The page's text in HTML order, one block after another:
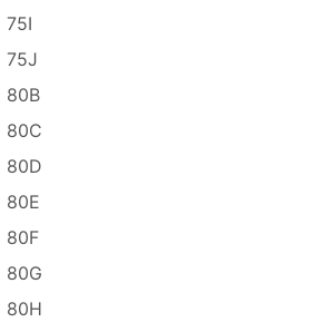
75I
75J
80B
80C
80D
80E
80F
80G
80H